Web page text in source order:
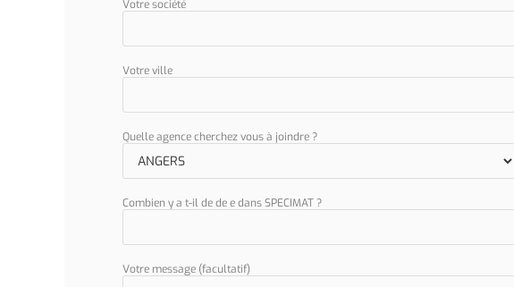
Votre société
Votre ville
Quelle agence cherchez vous à joindre ?
Combien y a t-il de de e dans SPECIMAT ?
Votre message (facultatif)